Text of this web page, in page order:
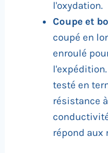
l'oxydation.
Coupe et
coupé en
enroulé
testé en
résistance
répond aux